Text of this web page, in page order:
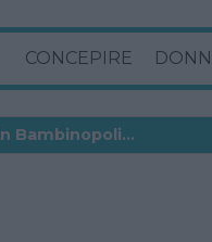
CONCEPIRE